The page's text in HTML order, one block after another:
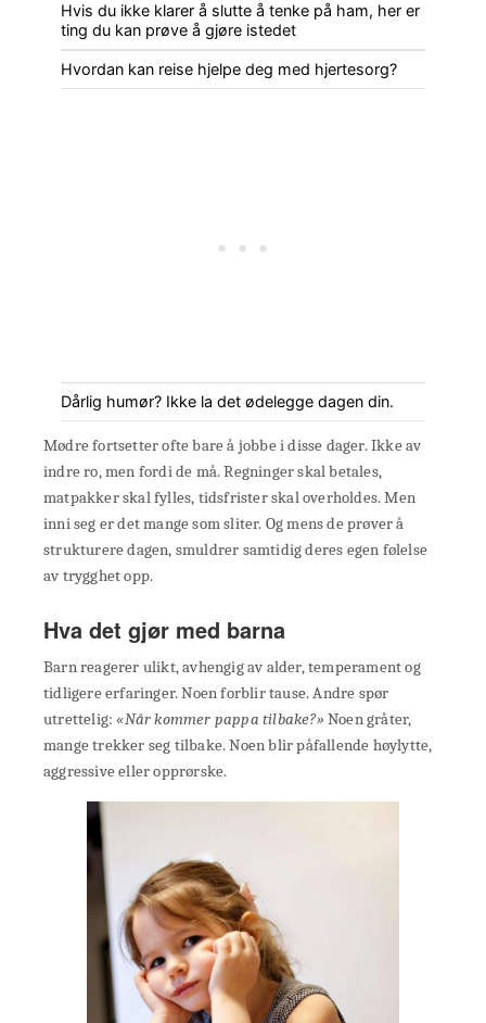
Hvis du ikke klarer å slutte å tenke på ham, her er
ting du kan prøve å gjøre istedet
Hvordan kan reise hjelpe deg med hjertesorg?
Dårlig humør? Ikke la det ødelegge dagen din.
Mødre fortsetter ofte bare å jobbe i disse dager. Ikke av
indre ro, men fordi de må. Regninger skal betales,
matpakker skal fylles, tidsfrister skal overholdes. Men
inni seg er det mange som sliter. Og mens de prøver å
strukturere dagen, smuldrer samtidig deres egen følelse
av trygghet opp.
Hva det gjør med barna
Barn reagerer ulikt, avhengig av alder, temperament og
tidligere erfaringer. Noen forblir tause. Andre spør
utrettelig:«Når kommer pappa tilbake?» Noen gråter,
mange trekker seg tilbake. Noen blir påfallende høylytte,
aggressive eller opprørske.